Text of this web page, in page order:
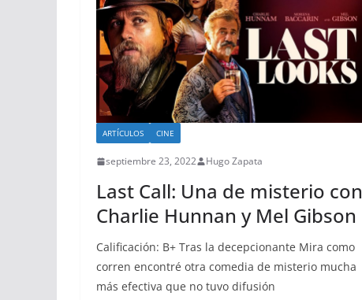
ARTÍCULOS CINE
septiembre 23, 2022 Hugo Zapata
Last Call: Una de misterio con
Charlie Hunnan y Mel Gibson
Calificación: B+ Tras la decepcionante Mira como
corren encontré otra comedia de misterio mucha
más efectiva que no tuvo difusión